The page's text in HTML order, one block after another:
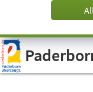
Visuelle
Assistenzsoftware
öffnen.